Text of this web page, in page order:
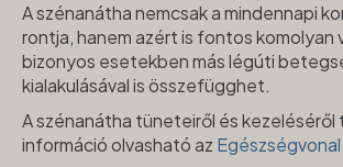
A szénanátha nemcsak a mindennapi
rontja, hanem azért is fontos komolyan
bizonyos esetekben más légúti
kialakulásával is összefügghet.
A szénanátha tüneteiről és kezeléséről
információ olvasható az Egészségvonal